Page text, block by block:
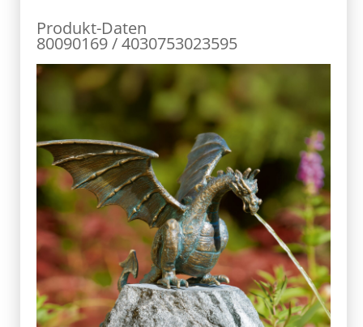
Produkt-Daten
80090169 / 4030753023595